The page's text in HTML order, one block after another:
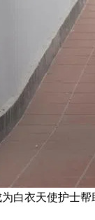
白衣天使护士